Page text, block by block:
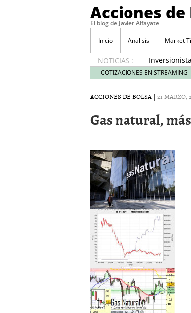
Acciones de
El blog de Javier Alfayate
Inicio Analisis Market
NOTICIAS :
VIP en
México
creciente
por SIFX
mayo 8,
Qué es una
noviembre 30,
Entendiendo
Dividend
noviembre 12,
Descubre
inmobiliarias
COTIZACIONES EN STREAMING
ACCIONES DE BOLSA | 21 MARZO,
Gas natural,